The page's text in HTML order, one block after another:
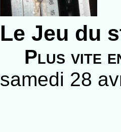
Le Jeu du
Plus vite
samedi 28